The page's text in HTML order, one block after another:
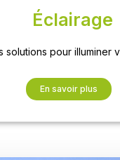
Éclairage
solutions pour illuminer
En savoir plus